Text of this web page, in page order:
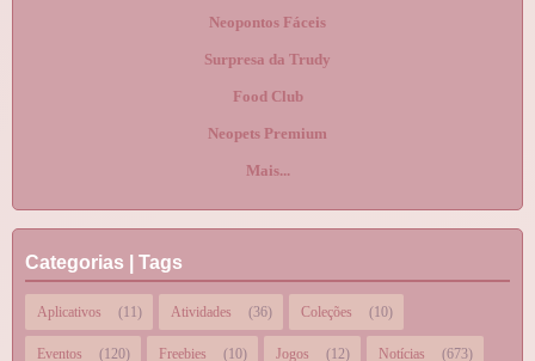
Neopontos Fáceis
Surpresa da Trudy
Food Club
Neopets Premium
Mais...
Categorias | Tags
Aplicativos (11) Atividades (36) Coleções (10)
Eventos (120) Freebies (10) Jogos (12) Notícias (673)